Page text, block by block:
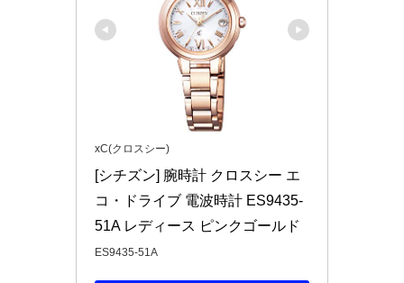
xC(クロスシー)
[シチズン] 腕時計 クロスシー エ
コ・ドライブ 電波時計 ES9435-
51A レディース ピンクゴールド
ES9435-51A